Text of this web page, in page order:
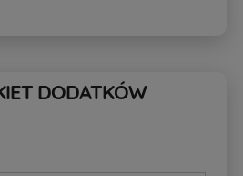
DODATKÓW